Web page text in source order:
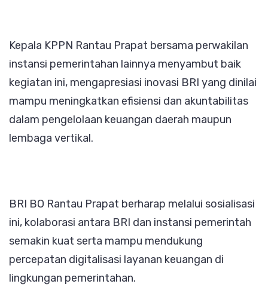
Kepala KPPN Rantau Prapat bersama perwakilan
instansi pemerintahan lainnya menyambut baik
kegiatan ini, mengapresiasi inovasi BRI yang dinilai
mampu meningkatkan efisiensi dan akuntabilitas
dalam pengelolaan keuangan daerah maupun
lembaga vertikal.
BRI BO Rantau Prapat berharap melalui sosialisasi
ini, kolaborasi antara BRI dan instansi pemerintah
semakin kuat serta mampu mendukung
percepatan digitalisasi layanan keuangan di
lingkungan pemerintahan.